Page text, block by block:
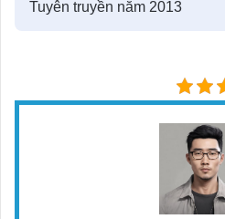
Tuyên truyền năm 2013